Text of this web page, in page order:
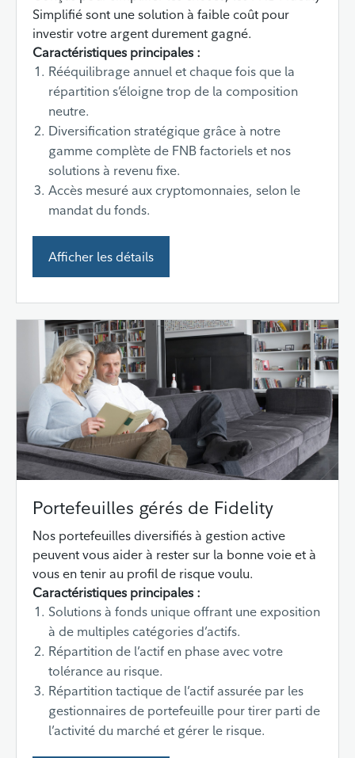
Simplifié sont une solution à faible coût pour
investir votre argent durement gagné.
Caractéristiques principales :
Rééquilibrage annuel et chaque fois que la
répartition s’éloigne trop de la composition
neutre.
Diversification stratégique grâce à notre
gamme complète de FNB factoriels et nos
solutions à revenu fixe.
Accès mesuré aux cryptomonnaies, selon le
mandat du fonds.
Afficher les détails
Portefeuilles gérés de Fidelity
Nos portefeuilles diversifiés à gestion active
peuvent vous aider à rester sur la bonne voie et à
vous en tenir au profil de risque voulu.
Caractéristiques principales :
Solutions à fonds unique offrant une exposition
à de multiples catégories d’actifs.
Répartition de l’actif en phase avec votre
tolérance au risque.
Répartition tactique de l’actif assurée par les
gestionnaires de portefeuille pour tirer parti de
l’activité du marché et gérer le risque.